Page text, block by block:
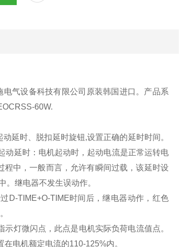
气设备科技有限公司原装韩国进口。 产品系
60W.
延时、脱扣延时旋钮,设置正确的延时时间。
动延时：电机起动时，起动电流是正常运转电
中，一般而言，允许有瞬间过载，该延时设
继电器不发生误动作。
D-TIME+O-TIME时间后，继电器动作，红色
灯微闪点，此点是电机实际负荷电流值点。
电机额定电流的110-125%内。